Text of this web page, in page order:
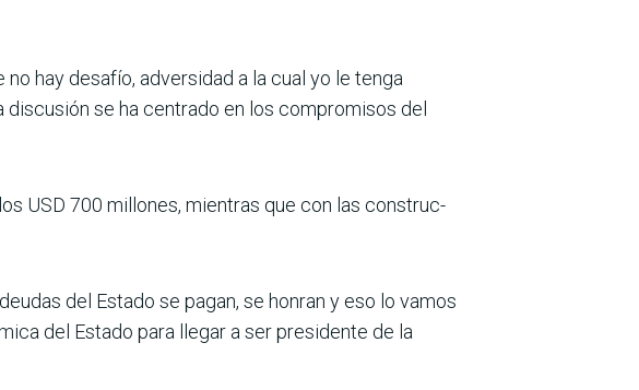
hay desafío, adversidad a la cual yo le tenga
se ha centrado en los compromisos del
USD 700 millones, mientras que con las construc­
del Estado se pagan, se honran y eso lo vamos
del Estado para llegar a ser presi­dente de la